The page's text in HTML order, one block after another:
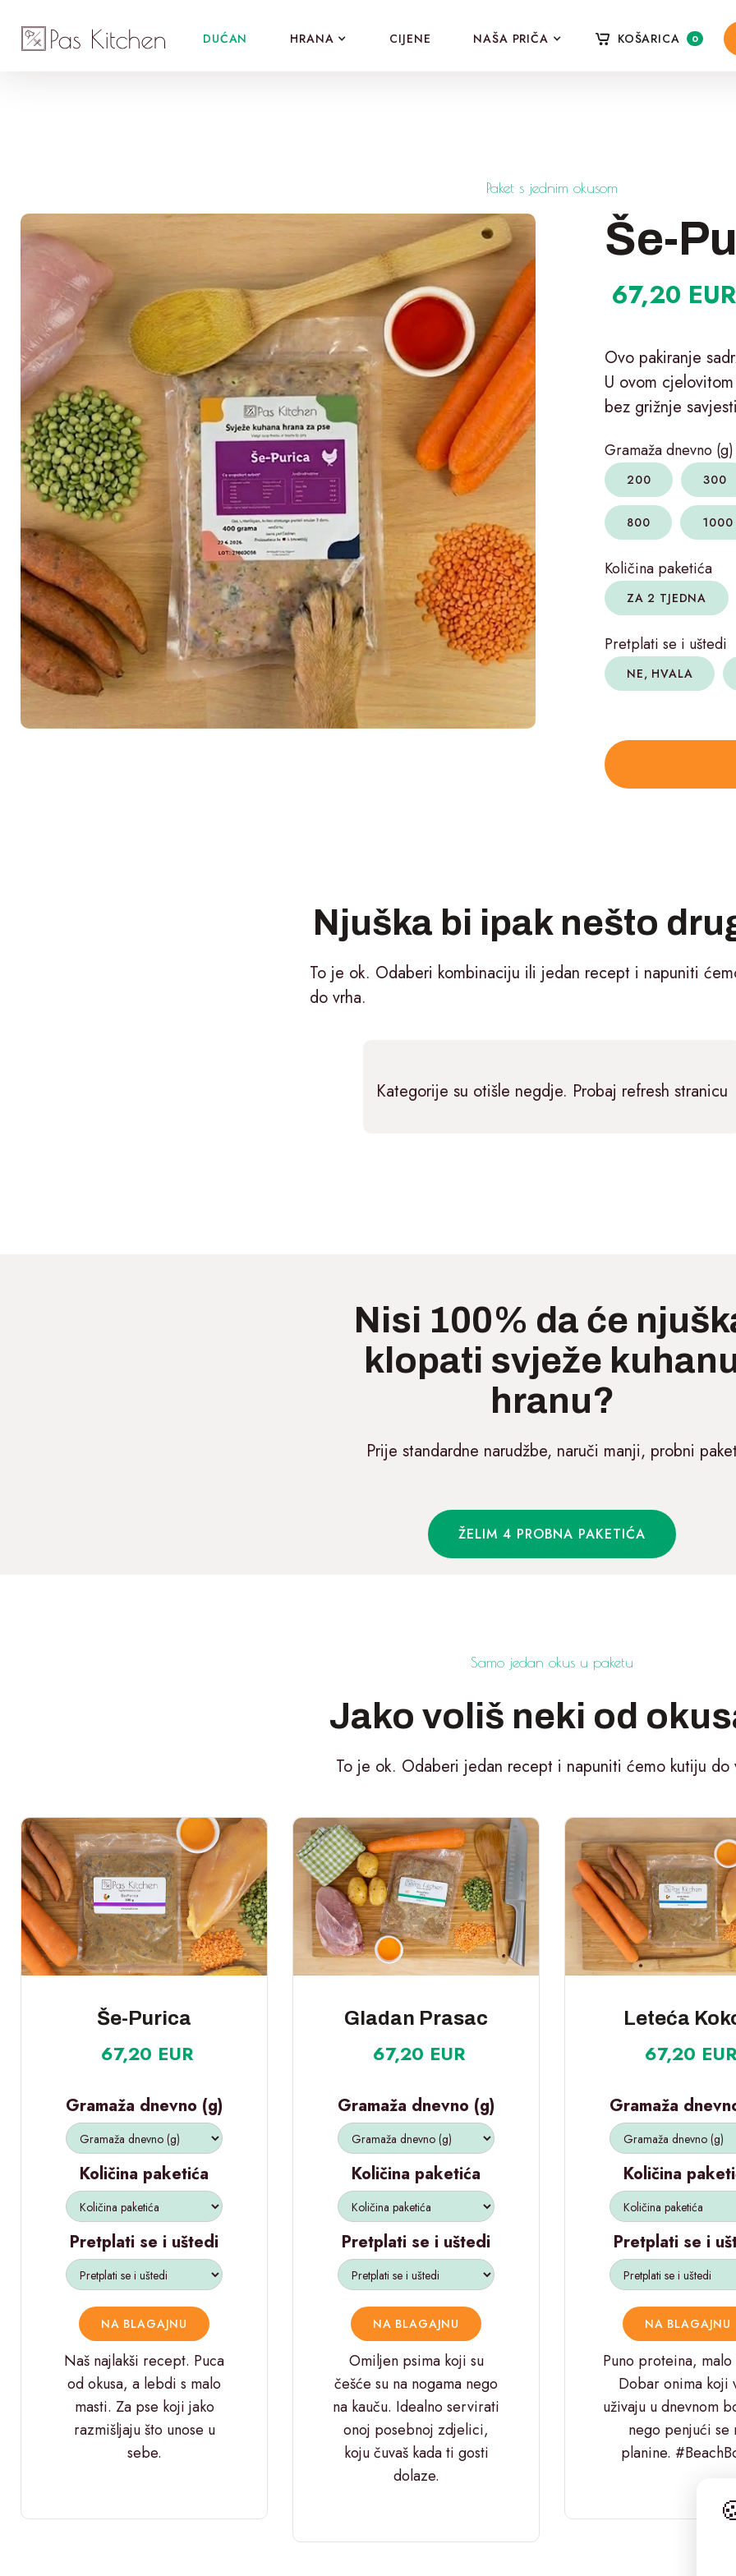
DUĆAN HRANA CIJENE NAŠA PRIČA KOŠARICA 0
Paket s jednim okusom
Še-
67,20 EUR
Ovo pakiranje
U ovom
bez grižnje
Gramaža dnevno (g)
200 300
800 1000
Količina paketića
ZA 2 TJEDNA
Pretplati se i uštedi
NE, HVALA
Njuška bi ipak nešto
To je ok. Odaberi kombinaciju ili jedan recept i napuniti
do vrha.
Kategorije su otišle negdje. Probaj refresh stranicu
Nisi 100% da će
klopati svježe
hranu?
Prije standardne narudžbe, naruči manji, probni paket
ŽELIM 4 PROBNA PAKETIĆA
Samo jedan okus u paketu
Jako voliš neki od
To je ok. Odaberi jedan recept i napuniti ćemo kutiju do
Še-Purica
67,20 EUR
Naš najlakši recept. Puca
od okusa, a lebdi s malo
masti. Za pse koji jako
razmišljaju što unose u
sebe.
Gramaža dnevno (g)
Količina paketića
Pretplati se i uštedi
NA BLAGAJNU
Gladan Prasac
67,20 EUR
Omiljen psima koji su
češće su na nogama nego
na kauču. Idealno servirati
onoj posebnoj zdjelici,
koju čuvaš kada ti gosti
dolaze.
Gramaža dnevno (g)
Količina paketića
Pretplati se i uštedi
NA BLAGAJNU
Leteća
67,20 EUR
Puno proteina, malo
Dobar onima koji
uživaju u dnevnom
nego penjući se
planine.
Gramaža
Količina
Pretplati se i
NA BLAGAJNU